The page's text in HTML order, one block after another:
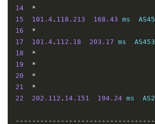
通
海
南
电
信
3
4
10.91 . 0.9 0.51 ms *
  LAN
5
6
*
7
8
9
10
11
  be220
.cor02 .syd04.nsw. vocus .
14
*
15
101.4 . 118.213 168.43 ms
16
*
17
101.4 . 112.18 203.17 ms
18
*
19
*
20
*
21
*
22
202.112 . 14.151 194.24 ms